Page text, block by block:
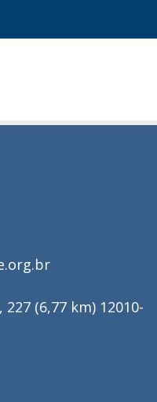
(6,77 km) 12010-